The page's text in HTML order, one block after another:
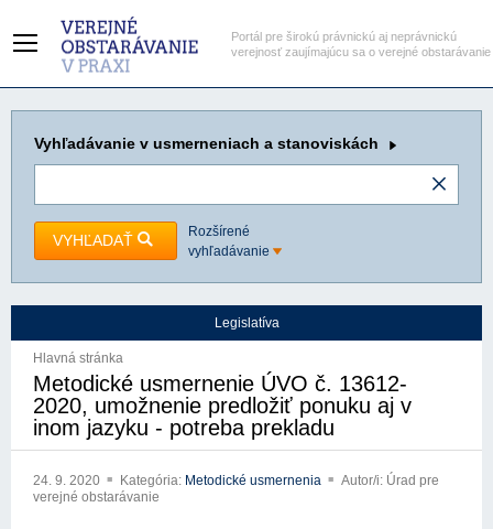
Portál pre širokú právnickú aj neprávnickú
verejnosť zaujímajúcu sa o verejné obstarávanie
Vyhľadávanie v usmerneniach a stanoviskách
VYHĽADAŤ
Rozšírené
vyhľadávanie
Legislatíva
Hlavná stránka
Metodické usmernenie ÚVO č. 13612-
2020, umožnenie predložiť ponuku aj v
inom jazyku - potreba prekladu
24. 9. 2020 Kategória: Metodické usmernenia
Autor/i: Úrad pre
verejné obstarávanie